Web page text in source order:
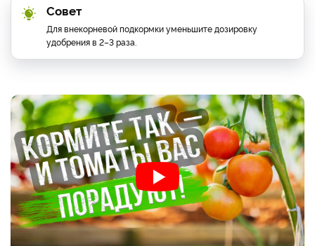
Совет
Для внекорневой подкормки уменьшите дозировку
удобрения в 2–3 раза.